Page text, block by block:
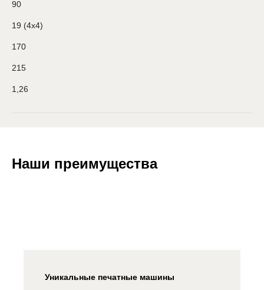
90
19 (4х4)
170
215
1,26
Наши преимущества
Уникальные печатные машины